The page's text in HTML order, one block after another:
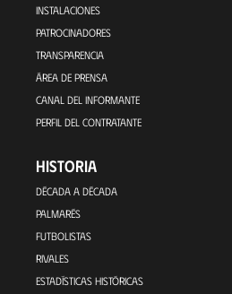
INSTALACIONES
PATROCINADORES
TRANSPARENCIA
ÁREA DE PRENSA
CANAL DEL INFORMANTE
PERFIL DEL CONTRATANTE
HISTORIA
DÉCADA A DÉCADA
PALMARÉS
FUTBOLISTAS
RIVALES
ESTADÍSTICAS HISTÓRICAS